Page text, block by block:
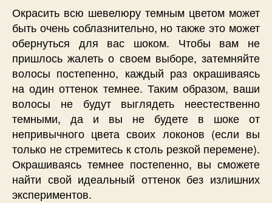
Окрасить всю шевелюру темным цветом может
быть очень соблазнительно, но также это может
обернуться для вас шоком. Чтобы вам не
пришлось жалеть о своем выборе, затемняйте
волосы постепенно, каждый раз окрашиваясь
на один оттенок темнее. Таким образом, ваши
волосы не будут выглядеть неестественно
темными, да и вы не будете в шоке от
непривычного цвета своих локонов (если вы
только не стремитесь к столь резкой перемене).
Окрашиваясь темнее постепенно, вы сможете
найти свой идеальный оттенок без излишних
экспериментов.